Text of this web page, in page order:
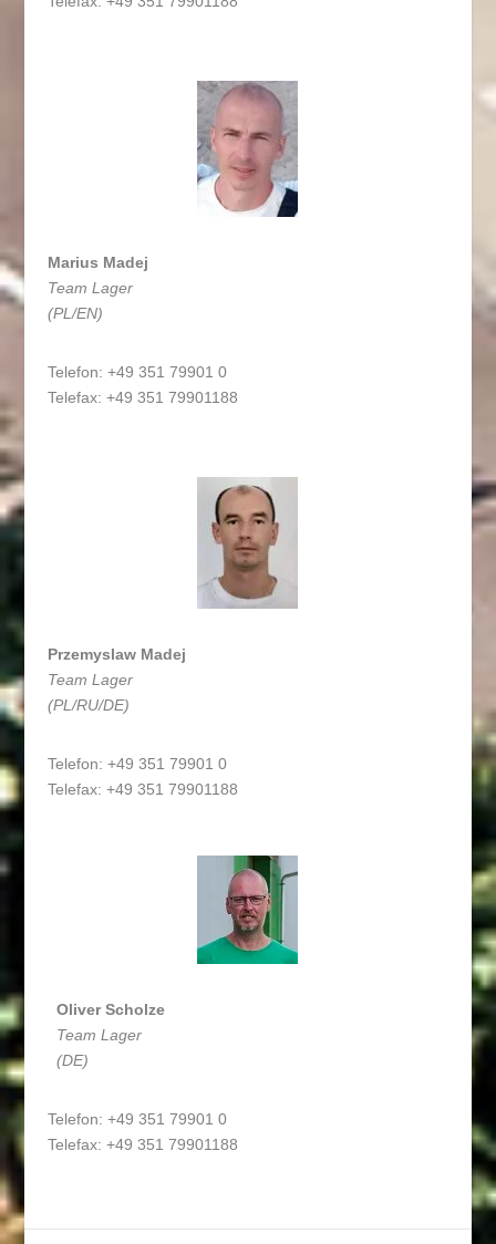
Marius Madej
Team Lager
(PL/EN)
Telefon: +49 351 79901 0
Telefax: +49 351 79901188
Przemyslaw Madej
Team Lager
(PL/RU/DE)
Telefon: +49 351 79901 0
Telefax: +49 351 79901188
Oliver Scholze
Team Lager
(DE)
Telefon: +49 351 79901 0
Telefax: +49 351 79901188